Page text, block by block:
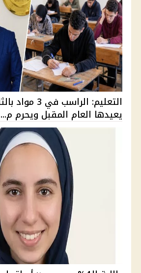
التعليم: الراسب
يعيدها العام المقبل ويحرم م...